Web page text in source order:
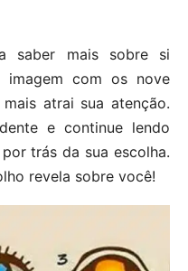
saber mais sobre si
imagem com os nove
atrai sua atenção.
e continue lendo
trás da sua escolha.
revela sobre você!